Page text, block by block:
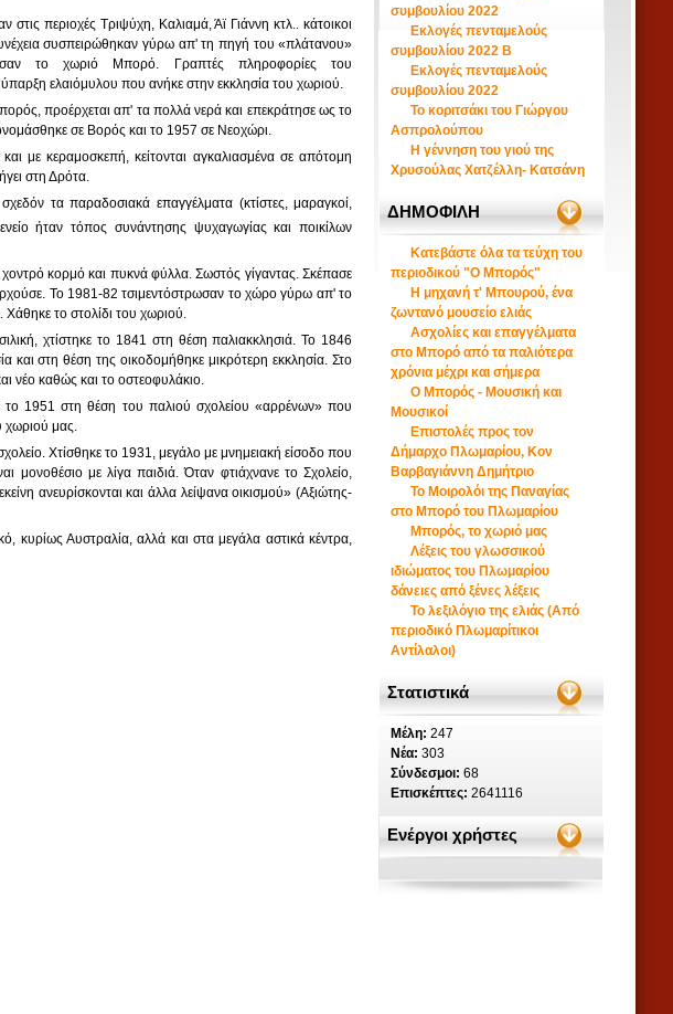
στις περιοχές Τριψύχη, Καλιαμά, Άϊ Γιάννη κτλ.. κάτοικοι
συσπειρώθηκαν γύρω απ' τη πηγή του «πλάτανου»
το χωριό Μπορό. Γραπτές πληροφορίες του
ελαιόμυλου που ανήκε στην εκκλησία του χωριού.
προέρχεται απ' τα πολλά νερά και επεκράτησε ως το
σε Βορός και το 1957 σε Νεοχώρι.
και με κεραμοσκεπή, κείτονται αγκαλιασμένα σε απότομη
στη Δρότα.
τα παραδοσιακά επαγγέλματα (κτίστες, μαραγκοί,
ήταν τόπος συνάντησης ψυχαγωγίας και ποικίλων
κορμό και πυκνά φύλλα. Σωστός γίγαντας. Σκέπασε
Το 1981-82 τσιμεντόστρωσαν το χώρο γύρω απ' το
το στολίδι του χωριού.
χτίστηκε το 1841 στη θέση παλιακκλησιά. Το 1846
και στη θέση της οικοδομήθηκε μικρότερη εκκλησία. Στο
νέο καθώς και το οστεοφυλάκιο.
το 1951 στη θέση του παλιού σχολείου «αρρένων» που
χωριού μας.
Χτίσθηκε το 1931, μεγάλο με μνημειακή είσοδο που
μονοθέσιο με λίγα παιδιά. Όταν φτιάχνανε το Σχολείο,
ανευρίσκονται και άλλα λείψανα οικισμού» (Αξιώτης-
κυρίως Αυστραλία, αλλά και στα μεγάλα αστικά κέντρα,
συμβουλίου 2022
Εκλογές πενταμελούς
συμβουλίου 2022 B
Εκλογές πενταμελούς
συμβουλίου 2022
Το κοριτσάκι του Γιώργου
Ασπρολούπου
Η γέννηση του γιού της
Χρυσούλας Χατζέλλη- Κατσάνη
ΔΗΜΟΦΙΛΗ
Κατεβάστε όλα τα τεύχη του
περιοδικού "Ο Μπορός"
Η μηχανή τ' Μπουρού, ένα
ζωντανό μουσείο ελιάς
Ασχολίες και επαγγέλματα
στο Μπορό από τα παλιότερα
χρόνια μέχρι και σήμερα
Ο Μπορός - Μουσική και
Μουσικοί
Επιστολές προς τον
Δήμαρχο Πλωμαρίου, Κον
Βαρβαγιάννη Δημήτριο
Το Μοιρολόι της Παναγίας
στο Μπορό του Πλωμαρίου
Μπορός, το χωριό μας
Λέξεις του γλωσσικού
ιδιώματος του Πλωμαρίου
δάνειες από ξένες λέξεις
Το λεξιλόγιο της ελιάς (Από
περιοδικό Πλωμαρίτικοι
Αντίλαλοι)
Στατιστικά
Μέλη: 247
Νέα: 303
Σύνδεσμοι: 68
Επισκέπτες: 2641116
Ενέργοι χρήστες